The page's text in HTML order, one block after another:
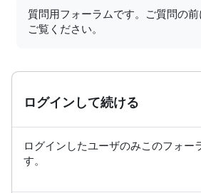
質問用フォーラムです。ご質問の前
ご覧ください。
ログインして続ける
ログインしたユーザのみこのフォー
す。